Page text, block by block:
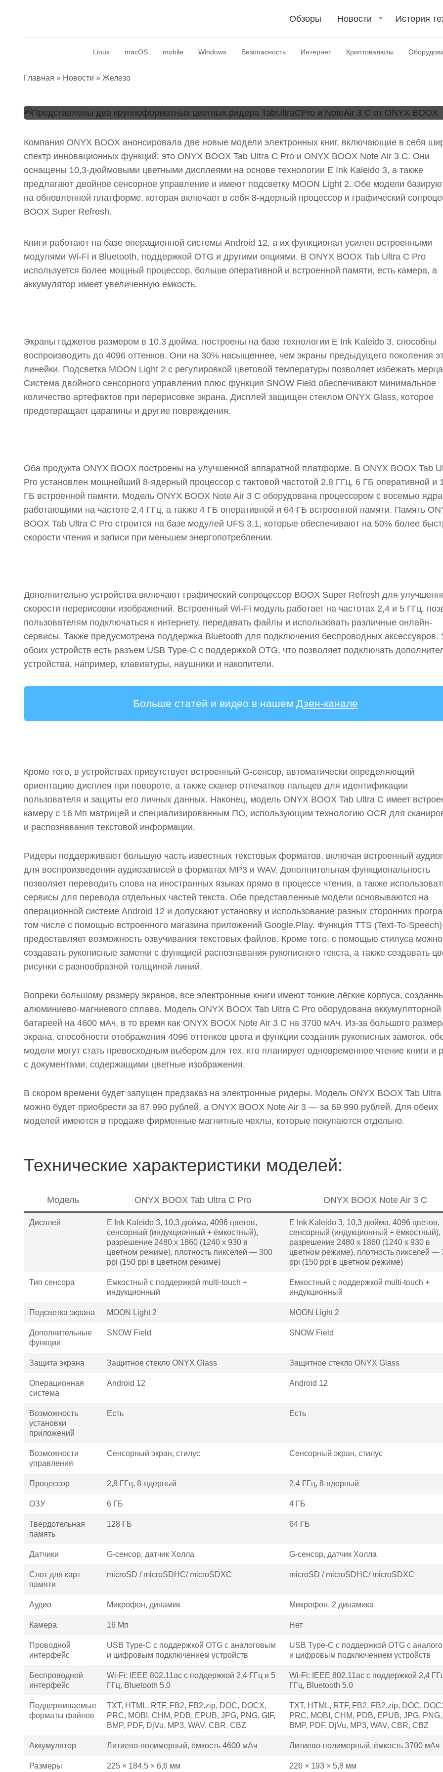
Обзоры Новости История
Linux macOS mobile Windows Безопасность Интернет Криптовалюты
Главная » Новости » Железо
Представлены два крупноформатных
С от ONYX BOOX
Компания ONYX BOOX анонсировала две новые модели электронных книг, включающие в себя
спектр инновационных функций: это ONYX BOOX Tab Ultra C Pro и ONYX BOOX Note Air 3 С. Они
оснащены 10,3-дюймовыми цветными дисплеями на основе технологии E Ink Kaleido 3, а также
предлагают двойное сенсорное управление и имеют подсветку MOON Light 2. Обе модели
на обновленной платформе, которая включает в себя 8-ядерный процессор и графический
BOOX Super Refresh.
Книги работают на базе операционной системы Android 12, а их функционал усилен встроенными
модулями Wi-Fi и Bluetooth, поддержкой OTG и другими опциями. В ONYX BOOX Tab Ultra C Pro
используется более мощный процессор, больше оперативной и встроенной памяти, есть камера, а
аккумулятор имеет увеличенную емкость.
Экраны гаджетов размером в 10,3 дюйма, построены на базе технологии E Ink Kaleido 3, способны
воспроизводить до 4096 оттенков. Они на 30% насыщеннее, чем экраны предыдущего поколения
линейки. Подсветка MOON Light 2 с регулировкой цветовой температуры позволяет избежать
Система двойного сенсорного управления плюс функция SNOW Field обеспечивают минимальное
количество артефактов при перерисовке экрана. Дисплей защищен стеклом ONYX Glass, которое
предотвращает царапины и другие повреждения.
Оба продукта ONYX BOOX построены на улучшенной аппаратной платформе. В ONYX BOOX Tab
Pro установлен мощнейший 8-ядерный процессор с тактовой частотой 2,8 ГГц, 6 ГБ оперативной и
ГБ встроенной памяти. Модель ONYX BOOX Note Air 3 С оборудована процессором с восемью
работающими на частоте 2,4 ГГц, а также 4 ГБ оперативной и 64 ГБ встроенной памяти. Память
BOOX Tab Ultra С Pro строится на базе модулей UFS 3.1, которые обеспечивают на 50% более
скорости чтения и записи при меньшем энергопотреблении.
Дополнительно устройства включают графический сопроцессор BOOX Super Refresh для
скорости перерисовки изображений. Встроенный Wi-Fi модуль работает на частотах 2,4 и 5 ГГц,
пользователям подключаться к интернету, передавать файлы и использовать различные онлайн-
сервисы. Также предусмотрена поддержка Bluetooth для подключения беспроводных аксессуаров.
обоих устройств есть разъем USB Type-C с поддержкой OTG, что позволяет подключать
устройства, например, клавиатуры, наушники и накопители.
Больше статей и видео в нашем Дзен-канале
Кроме того, в устройствах присутствует встроенный G-сенсор, автоматически определяющий
ориентацию дисплея при повороте, а также сканер отпечатков пальцев для идентификации
пользователя и защиты его личных данных. Наконец, модель ONYX BOOX Tab Ultra C имеет
камеру с 16 Мп матрицей и специализированным ПО, использующим технологию OCR для
и распознавания текстовой информации.
Ридеры поддерживают большую часть известных текстовых форматов, включая встроенный
для воспроизведения аудиозаписей в форматах MP3 и WAV. Дополнительная функциональность
позволяет переводить слова на иностранных языках прямо в процессе чтения, а также
сервисы для перевода отдельных частей текста. Обе представленные модели основываются на
операционной системе Android 12 и допускают установку и использование разных сторонних
том числе с помощью встроенного магазина приложений Google.Play. Функция TTS (Text-To-Speech)
предоставляет возможность озвучивания текстовых файлов. Кроме того, с помощью стилуса можно
создавать рукописные заметки с функцией распознавания рукописного текста, а также создавать
рисунки с разнообразной толщиной линий.
Вопреки большому размеру экранов, все электронные книги имеют тонкие лёгкие корпуса,
алюминиево-магниевого сплава. Модель ONYX BOOX Tab Ultra C Pro оборудована аккумуляторной
батареей на 4600 мАч, в то время как ONYX BOOX Note Air 3 С на 3700 мАч. Из-за большого
экрана, способности отображения 4096 оттенков цвета и функции создания рукописных заметок,
модели могут стать превосходным выбором для тех, кто планирует одновременное чтение книги и
с документами, содержащими цветные изображения.
В скором времени будет запущен предзаказ на электронные ридеры. Модель ONYX BOOX Tab
можно будет приобрести за 87 990 рублей, а ONYX BOOX Note Air 3 — за 69 990 рублей. Для обеих
моделей имеются в продаже фирменные магнитные чехлы, которые покупаются отдельно.
Технические характеристики моделей:
Модель ONYX BOOX Tab Ultra С Pro ONYX BOOX Note Air 3 C
Дисплей
E Ink Kaleido 3, 10,3 дюйма, 4096 цветов,
сенсорный (индукционный + ёмкостный),
разрешение 2480 x 1860 (1240 x 930 в
цветном режиме), плотность пикселей — 300
ppi (150 ppi в цветном режиме)
E Ink Kaleido 3, 10,3 дюйма, 4096 цветов,
сенсорный (индукционный + ёмкостный),
разрешение 2480 x 1860 (1240 x 930 в
цветном режиме), плотность пикселей —
ppi (150 ppi в цветном режиме)
Тип сенсора
Емкостный с поддержкой multi-touch +
индукционный
Емкостный с поддержкой multi-touch +
индукционный
Подсветка экрана MOON Light 2 MOON Light 2
Дополнительные
функции
SNOW Field SNOW Field
Защита экрана Защитное стекло ONYX Glass Защитное стекло ONYX Glass
Операционная
система
Android 12 Android 12
Возможность
установки
приложений
Есть Есть
Возможности
управления
Сенсорный экран, стилус Сенсорный экран, стилус
Процессор 2,8 ГГц, 8-ядерный 2,4 ГГц, 8-ядерный
ОЗУ 6 ГБ 4 ГБ
Твердотельная
память
128 ГБ 64 ГБ
Датчики G-сенсор, датчик Холла G-сенсор, датчик Холла
Слот для карт
памяти
microSD / microSDHC/ microSDXC microSD / microSDHC/ microSDXC
Аудио Микрофон, динамик Микрофон, 2 динамика
Камера 16 Мп Нет
Проводной
интерфейс
USB Type-C с поддержкой OTG с аналоговым
и цифровым подключением устройств
USB Type-C с поддержкой OTG с
и цифровым подключением устройств
Беспроводной
интерфейс
Wi-Fi: IEEE 802.11ac с поддержкой 2,4 ГГц и 5
ГГц, Bluetooth 5.0
Wi-Fi: IEEE 802.11ac с поддержкой 2,4
ГГц, Bluetooth 5.0
Поддерживаемые
форматы файлов
TXT, HTML, RTF, FB2, FB2.zip, DOC, DOCX,
PRC, MOBI, CHM, PDB, EPUB, JPG, PNG, GIF,
BMP, PDF, DjVu, MP3, WAV, CBR, CBZ
TXT, HTML, RTF, FB2, FB2.zip, DOC,
PRC, MOBI, CHM, PDB, EPUB, JPG, PNG,
BMP, PDF, DjVu, MP3, WAV, CBR, CBZ
Аккумулятор Литиево-полимерный, ёмкость 4600 мАч Литиево-полимерный, ёмкость 3700 мАч
Размеры 225 × 184,5 × 6,6 мм 226 × 193 × 5,8 мм